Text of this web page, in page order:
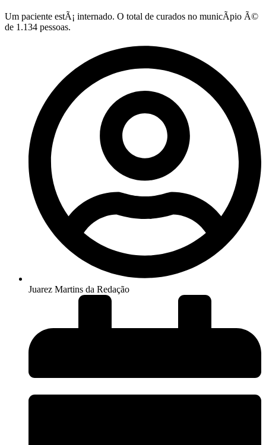
Um paciente estÃ¡ internado. O total de curados no municÃ­pio Ã©
de 1.134 pessoas.
Juarez Martins da Redação